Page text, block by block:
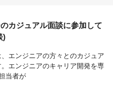
カジュアル面談に参加して
)
エンジニアの方々とのカジュア
エンジニアのキャリア開発を専
当者が